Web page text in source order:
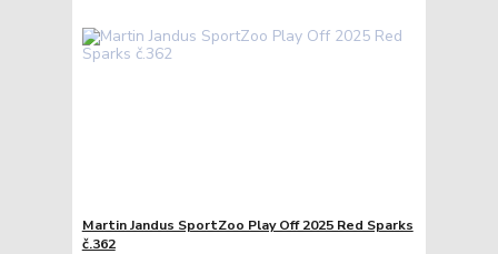
Martin Jandus SportZoo Play Off 2025 Red Sparks
č.362